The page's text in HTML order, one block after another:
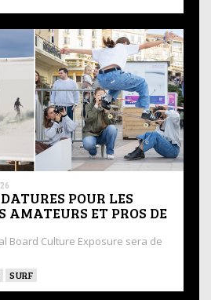
POUR LES
AMATEURS ET PROS DE
Board Culture Exposure sera de
SURF